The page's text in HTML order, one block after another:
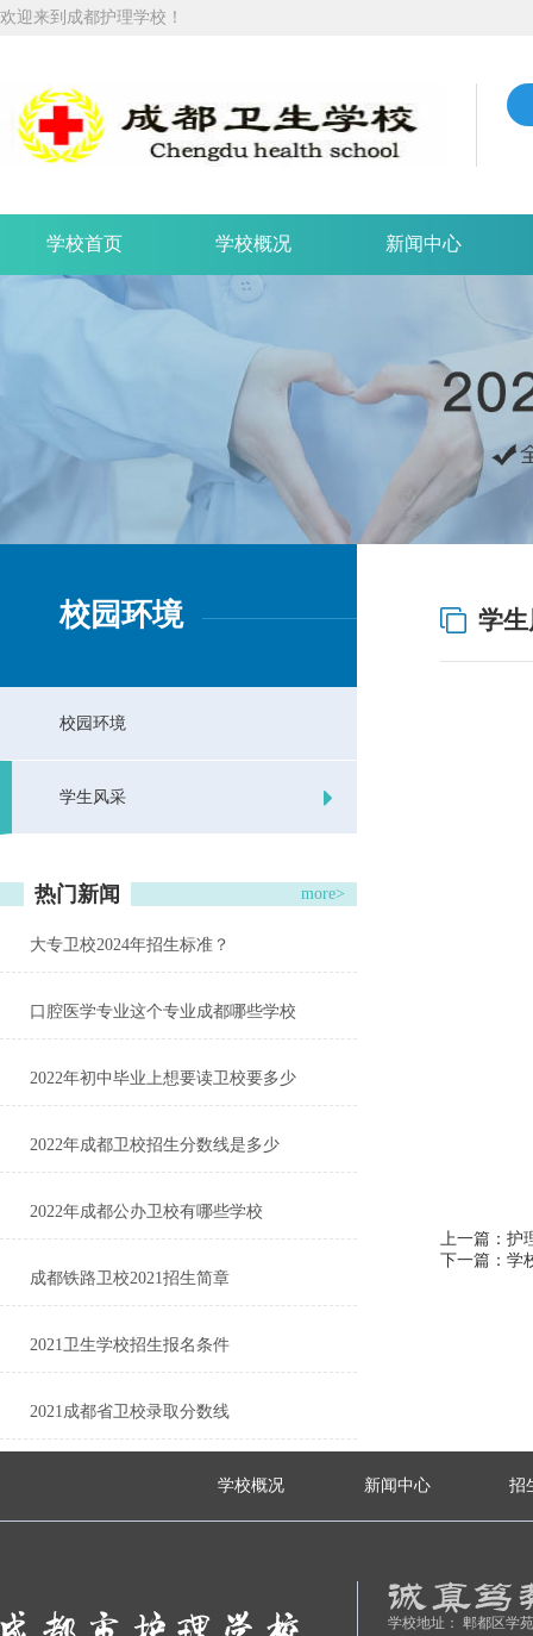
欢迎来到成都护理学校！
学校首页 学校概况 新闻中心
校园环境
校园环境
学生风采
热门新闻 more>
大专卫校2024年招生标准？
口腔医学专业这个专业成都哪些学校
2022年初中毕业上想要读卫校要多少
2022年成都卫校招生分数线是多少
2022年成都公办卫校有哪些学校
成都铁路卫校2021招生简章
2021卫生学校招生报名条件
2021成都省卫校录取分数线
学
上一篇：护
下一篇：学
学校概况 新闻中心 招
学校地址： 郫都区学